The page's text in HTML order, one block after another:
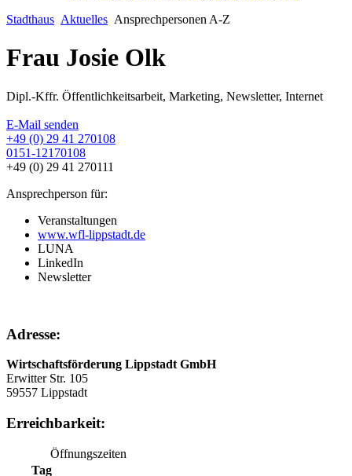
Stadthaus Aktuelles Ansprechpersonen A-Z
Frau Josie Olk
Dipl.-Kffr. Öffentlichkeitsarbeit, Marketing, Newsletter, Internet
E-Mail senden
+49 (0) 29 41 270108
0151-12170108
+49 (0) 29 41 270111
Ansprechperson für:
Veranstaltungen
www.wfl-lippstadt.de
LUNA
LinkedIn
Newsletter
Adresse:
Wirtschaftsförderung Lippstadt GmbH
Erwitter Str. 105
59557 Lippstadt
Erreichbarkeit:
Öffnungszeiten
Tag